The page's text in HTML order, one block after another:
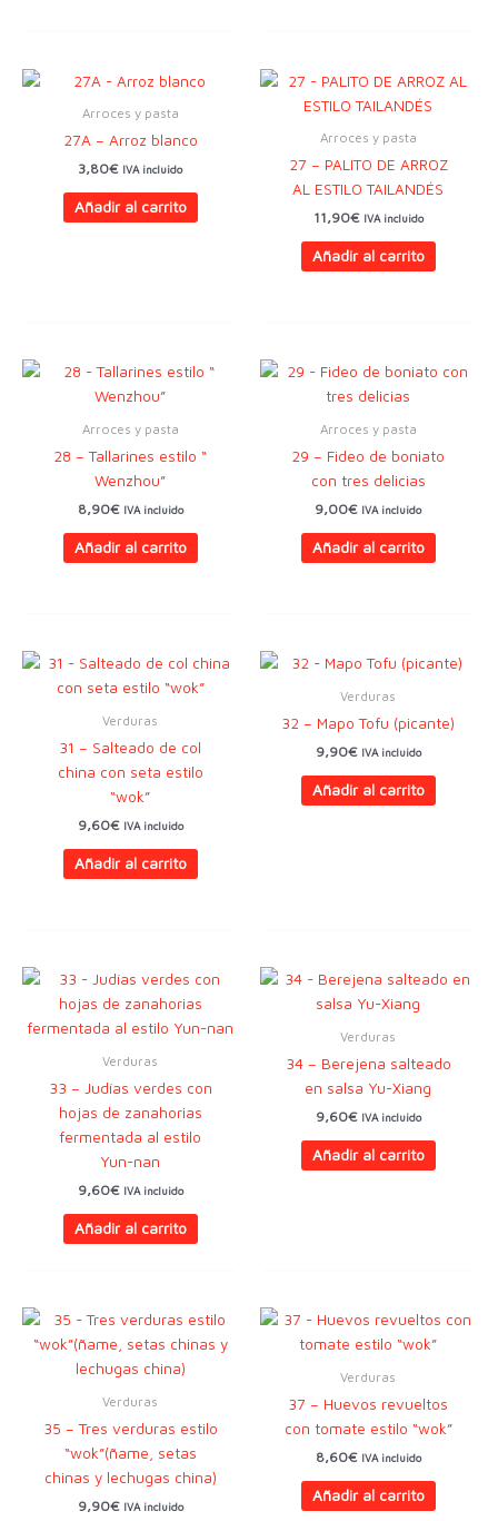
Arroces y pasta
27A – Arroz blanco
3,80€ IVA incluido
Añadir al carrito
Arroces y pasta
27 – PALITO DE ARROZ
AL ESTILO TAILANDÉS
11,90€ IVA incluido
Añadir al carrito
Arroces y pasta
28 – Tallarines estilo “
Wenzhou”
8,90€ IVA incluido
Añadir al carrito
Arroces y pasta
29 – Fideo de boniato
con tres delicias
9,00€ IVA incluido
Añadir al carrito
Verduras
31 – Salteado de col
china con seta estilo
“wok”
9,60€ IVA incluido
Añadir al carrito
Verduras
32 – Mapo Tofu (picante)
9,90€ IVA incluido
Añadir al carrito
Verduras
33 – Judías verdes con
hojas de zanahorias
fermentada al estilo
Yun-nan
9,60€ IVA incluido
Añadir al carrito
Verduras
34 – Berejena salteado
en salsa Yu-Xiang
9,60€ IVA incluido
Añadir al carrito
Verduras
35 – Tres verduras estilo
“wok”(ñame, setas
chinas y lechugas china)
9,90€ IVA incluido
Verduras
37 – Huevos revueltos
con tomate estilo “wok”
8,60€ IVA incluido
Añadir al carrito